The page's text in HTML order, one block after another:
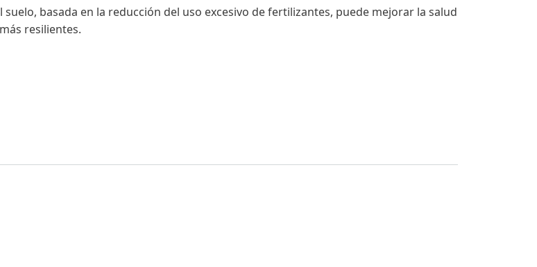
basada en la reducción del uso excesivo de fertilizantes, puede mejorar la salud
resilientes.